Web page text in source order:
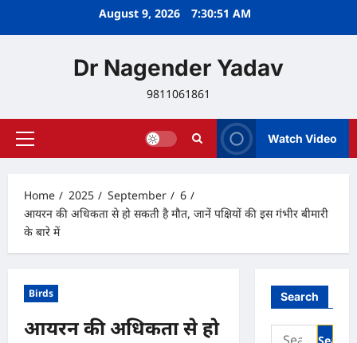
August 9, 2026 7:30:52 AM
Dr Nagender Yadav
9811061861
Primary
Watch Video
Home 2025 September
6
आयरन की अधिकता से हो सकती है मौत, जानें पक्षियों की इस गंभीर बीमारी
के बारे में
Birds
आयरन की अधिकता से हो
Search
Search